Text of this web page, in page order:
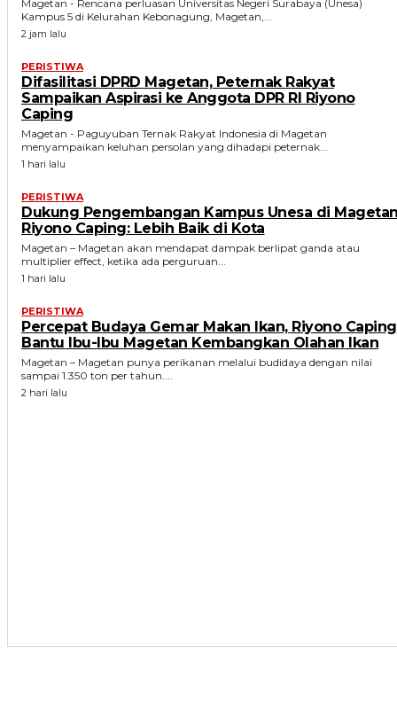
Magetan - Rencana perluasan Universitas Negeri Surabaya (Unesa)
Kampus 5 di Kelurahan Kebonagung, Magetan,...
2 jam lalu
PERISTIWA
Difasilitasi DPRD Magetan, Peternak Rakyat
Sampaikan Aspirasi ke Anggota DPR RI Riyono
Caping
Magetan - Paguyuban Ternak Rakyat Indonesia di Magetan
menyampaikan keluhan persolan yang dihadapi peternak...
1 hari lalu
PERISTIWA
Dukung Pengembangan Kampus Unesa di
Riyono Caping: Lebih Baik di Kota
Magetan – Magetan akan mendapat dampak berlipat ganda atau
multiplier effect, ketika ada perguruan...
1 hari lalu
PERISTIWA
Percepat Budaya Gemar Makan Ikan, Riyono Caping
Bantu Ibu-Ibu Magetan Kembangkan Olahan Ikan
Magetan – Magetan punya perikanan melalui budidaya dengan nilai
sampai 1.350 ton per tahun....
2 hari lalu